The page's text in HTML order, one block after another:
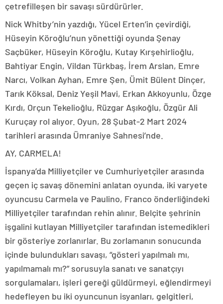
çetrefilleşen bir savaşı sürdürürler.
Nick Whitby’nin yazdığı, Yücel Erten’in çevirdiği,
Hüseyin Köroğlu’nun yönettiği oyunda Şenay
Saçbüker, Hüseyin Köroğlu, Kutay Kırşehirlioğlu,
Bahtiyar Engin, Vildan Türkbaş, İrem Arslan, Emre
Narcı, Volkan Ayhan, Emre Şen, Ümit Bülent Dinçer,
Tarık Köksal, Deniz Yeşil Mavi, Erkan Akkoyunlu, Özge
Kırdı, Orçun Tekelioğlu, Rüzgar Aşıkoğlu, Özgür Ali
Kuruçay rol alıyor. Oyun, 28 Şubat-2 Mart 2024
tarihleri arasında Ümraniye Sahnesi’nde.
AY, CARMELA!
İspanya’da Milliyetçiler ve Cumhuriyetçiler arasında
geçen iç savaş dönemini anlatan oyunda, iki varyete
oyuncusu Carmela ve Paulino, Franco önderliğindeki
Milliyetçiler tarafından rehin alınır. Belçite şehrinin
işgalini kutlayan Milliyetçiler tarafından istemedikleri
bir gösteriye zorlanırlar. Bu zorlamanın sonucunda
içinde bulundukları savaşı, “gösteri yapılmalı mı,
yapılmamalı mı?” sorusuyla sanatı ve sanatçıyı
sorgulamaları, işleri gereği güldürmeyi, eğlendirmeyi
hedefleyen bu iki oyuncunun isyanları, gelgitleri,